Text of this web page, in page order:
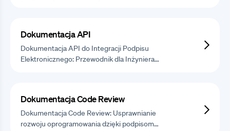
Dokumentacja API
Dokumentacja API do Integracji Podpisu
Elektronicznego: Przewodnik dla Inżyniera…
Dokumentacja Code Review
Dokumentacja Code Review: Usprawnianie
rozwoju oprogramowania dzięki podpisom…